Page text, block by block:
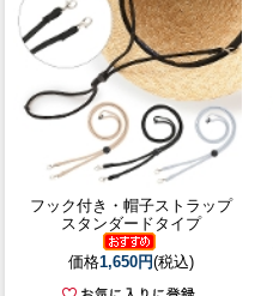
フック付き・帽子ストラップ
スタンダードタイプ
価格1,650円(税込)